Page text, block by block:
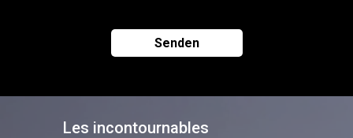
Les incontournables